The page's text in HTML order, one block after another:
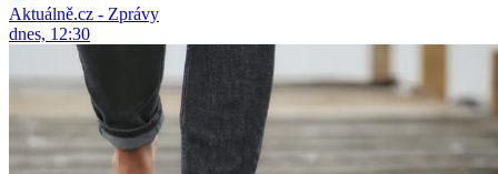
Aktuálně.cz - Zprávy
dnes, 12:30